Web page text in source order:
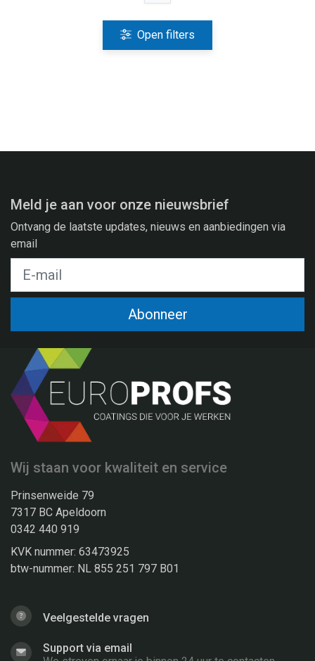
Open filters
Meld je aan voor onze nieuwsbrief
Ontvang de laatste updates, nieuws en aanbiedingen via
email
Abonneer
Wij staan voor kwaliteit en service
Prinsenweide 79
7317 BC Apeldoorn
0342 440 919
KVK nummer: 63473925
btw-nummer: NL 855 251 797 B01
Veelgestelde vragen
Support via email